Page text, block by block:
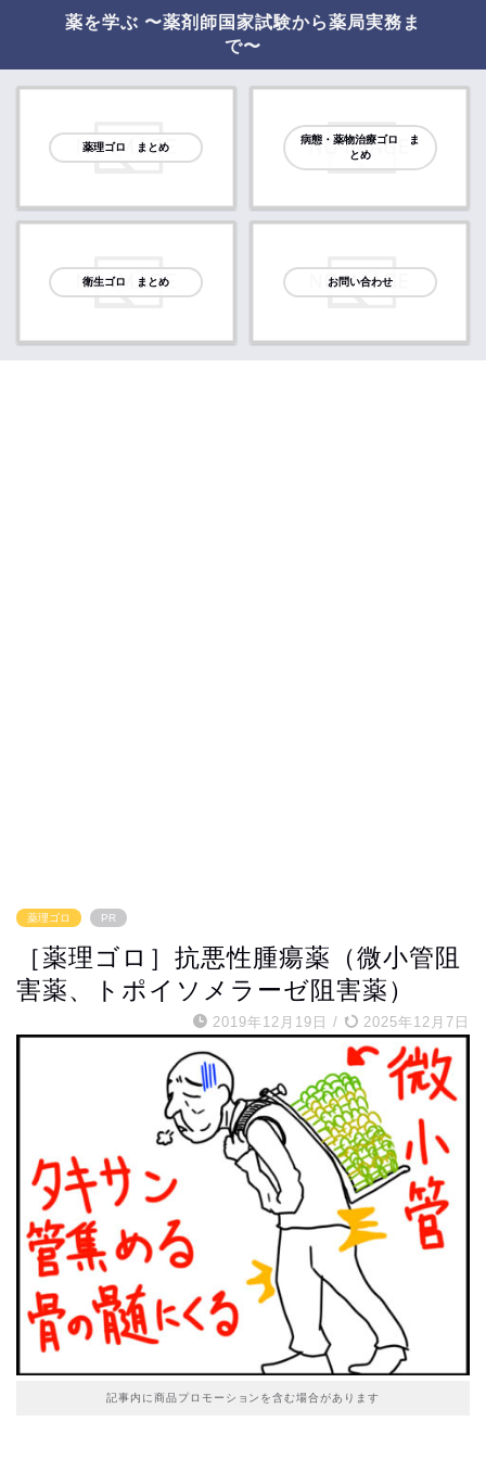
薬を学ぶ 〜薬剤師国家試験から薬局実務ま
で〜
薬理ゴロ まとめ
病態・薬物治療ゴロ ま
とめ
衛生ゴロ まとめ お問い合わせ
薬理ゴロ PR
［薬理ゴロ］抗悪性腫瘍薬（微小管阻
害薬、トポイソメラーゼ阻害薬）
2019年12月19日 / 2025年12月7日
記事内に商品プロモーションを含む場合があります